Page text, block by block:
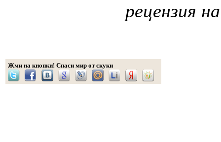
рецензия
Жми на кнопки! Спаси мир от скуки